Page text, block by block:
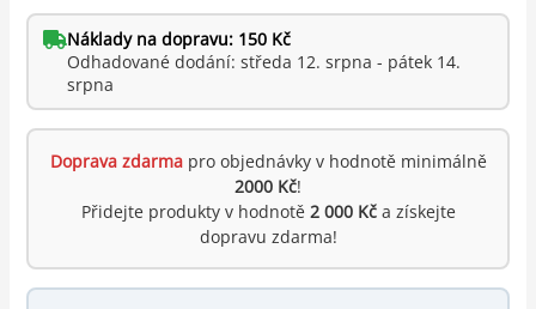
Náklady na dopravu: 150 Kč
Odhadované dodání: středa 12. srpna - pátek 14.
srpna
Doprava zdarmapro objednávky v hodnotě minimálně
2000 Kč!
Přidejte produkty v hodnotě 2 000 Kča získejte
dopravu zdarma!